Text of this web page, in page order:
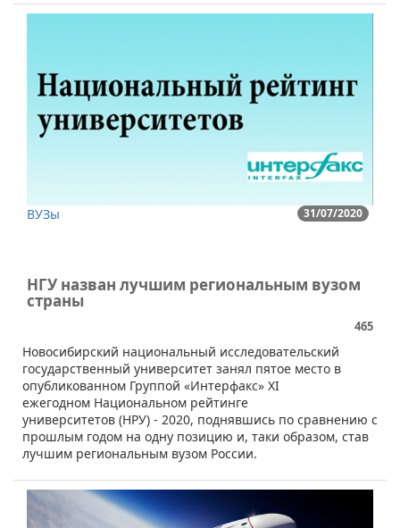
31/07/2020
ВУЗы
НГУ назван лучшим региональным вузом
страны
465
​​​Новосибирский национальный исследовательский
государственный университет занял пятое место в
опубликованном Группой «Интерфакс» XI
ежегодном Национальном рейтинге
университетов (НРУ) - 2020, поднявшись по сравнению с
прошлым годом на одну позицию и, таки образом, став
лучшим региональным вузом России.